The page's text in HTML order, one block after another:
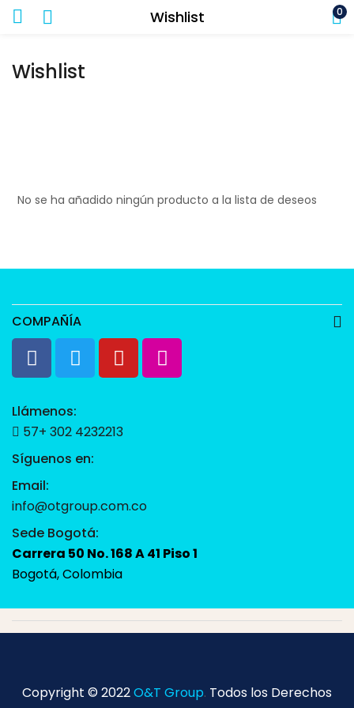
Wishlist 0
Wishlist
No se ha añadido ningún producto a la lista de deseos
COMPAÑÍA
Llámenos:
57+ 302 4232213
Síguenos en:
Email:
info@otgroup.com.co
Sede Bogotá:
Carrera 50 No. 168 A 41 Piso 1
Bogotá, Colombia
Copyright © 2022O&T Group. Todos los Derechos